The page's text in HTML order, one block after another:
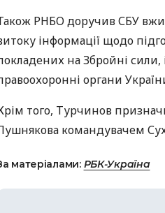
РНБО доручивСБУ
інформації щодо
на Збройні сили,
органи
того, Турчинов
командувачем
матеріалами: РБК-Україна